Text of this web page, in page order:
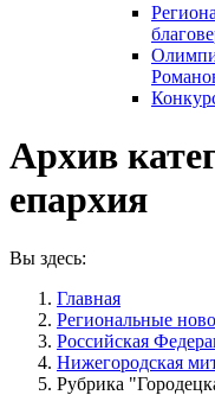
Архив
епархия
Вы здесь:
Главная
Pегиональные
Российская
Нижегородская
Рубрика